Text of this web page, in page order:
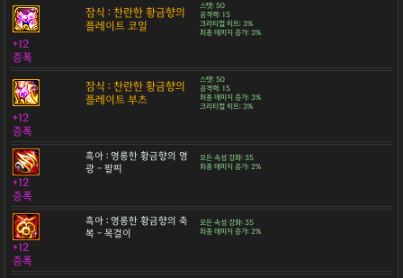
잠식 : 찬란한 황금향의
플레이트 코일
스탯: 50
공격력: 15
크리티컬 히트: 3%
최종 데미지 증가: 3%
+12
증폭
잠식 : 찬란한 황금향의
플레이트 부츠
스탯: 50
공격력: 15
최종 데미지 증가: 3%
크리티컬 히트: 3%
+12
증폭
흑아 : 영롱한 황금향의 영
광 - 팔찌
모든 속성 강화: 35
최종 데미지 증가: 2%
+12
증폭
흑아 : 영롱한 황금향의 축
복 - 목걸이
모든 속성 강화: 35
최종 데미지 증가: 2%
+12
증폭